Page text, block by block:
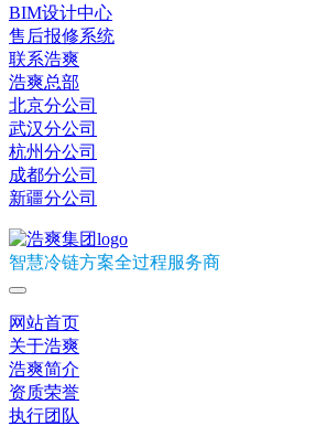
BIM设计中心
售后报修系统
联系浩爽
浩爽总部
北京分公司
武汉分公司
杭州分公司
成都分公司
新疆分公司
智慧冷链方案全过程服务商
网站首页
关于浩爽
浩爽简介
资质荣誉
执行团队